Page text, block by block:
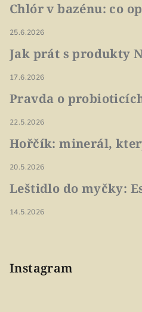
Chlór v bazénu: co
25.6.2026
Jak prát s produkty
17.6.2026
Pravda o
22.5.2026
Hořčík: minerál,
20.5.2026
Leštidlo do myčky:
14.5.2026
Instagram